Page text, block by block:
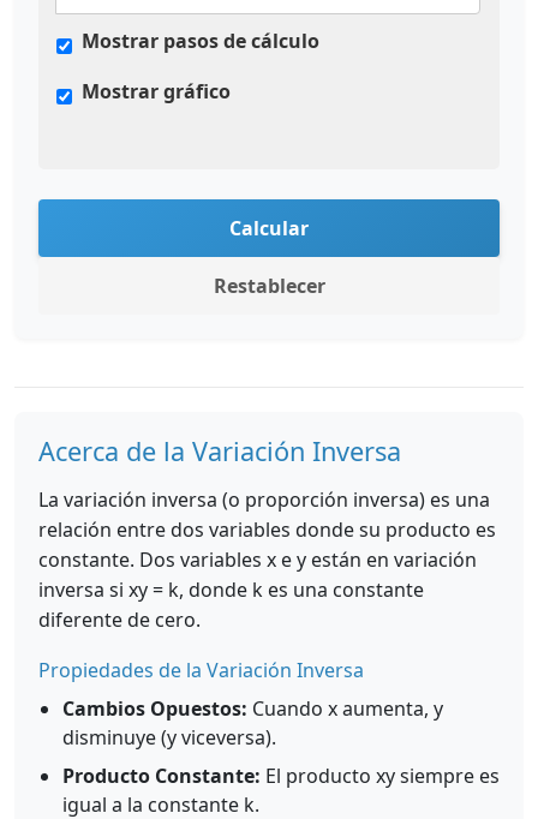
Mostrar pasos de cálculo
Mostrar gráfico
Calcular
Restablecer
Acerca de la Variación Inversa
La variación inversa (o proporción inversa) es una
relación entre dos variables donde su producto es
constante. Dos variables x e y están en variación
inversa si xy = k, donde k es una constante
diferente de cero.
Propiedades de la Variación Inversa
Cambios Opuestos: Cuando x aumenta, y
disminuye (y viceversa).
Producto Constante: El producto xy siempre es
igual a la constante k.